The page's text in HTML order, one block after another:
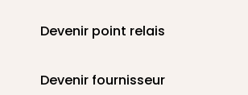
Devenir point relais
Devenir fournisseur